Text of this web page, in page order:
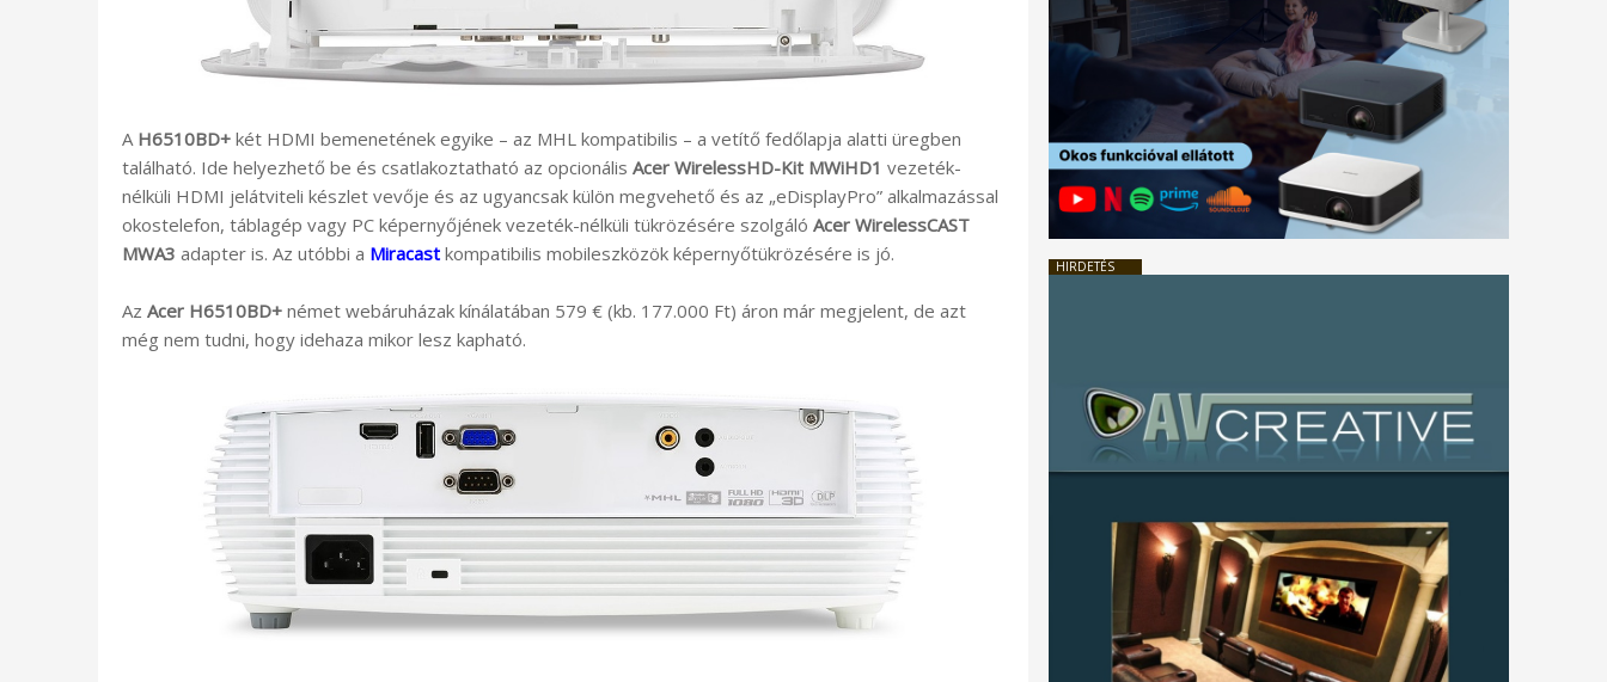
A H6510BD+ két HDMI bemenetének egyike – az MHL kompatibilis – a vetítő fedőlapja alatti üregben
található. Ide helyezhető be és csatlakoztatható az opcionális Acer WirelessHD-Kit MWiHD1 vezeték-
nélküli HDMI jelátviteli készlet vevője és az ugyancsak külön megvehető és az „eDisplayPro” alkalmazással
okostelefon, táblagép vagy PC képernyőjének vezeték-nélküli tükrözésére szolgáló Acer WirelessCAST
MWA3 adapter is. Az utóbbi a Miracast kompatibilis mobileszközök képernyőtükrözésére is jó.
Az Acer H6510BD+ német webáruházak kínálatában 579 € (kb. 177.000 Ft) áron már megjelent, de azt
még nem tudni, hogy idehaza mikor lesz kapható.
HIRDETÉS